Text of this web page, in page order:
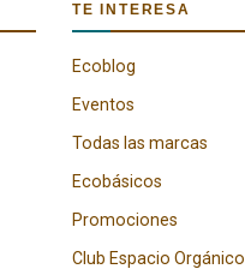
TE INTERESA
Ecoblog
Eventos
Todas las marcas
Ecobásicos
Promociones
Club Espacio Orgánico